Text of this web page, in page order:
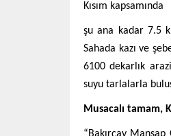
Kısım kapsamında
şu ana kadar 7.5
Sahada kazı ve
6100 dekarlık
suyu tarlalarla
Musacalı tamam,